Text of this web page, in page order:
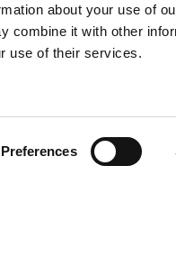
about your use of
combine it with other
use of their services.
Preferences